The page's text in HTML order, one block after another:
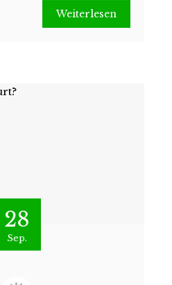
Weiterlesen
28
Sep.